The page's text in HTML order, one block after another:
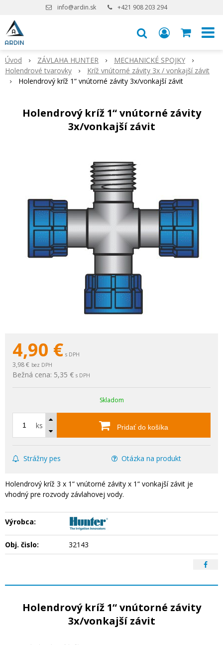
info@ardin.sk +421 908 203 294
Úvod ZÁVLAHA HUNTER
MECHANICKÉ SPOJKY
Holendrové tvarovky
Kríž vnútorné závity 3x / vonkajší závit
Holendrový kríž 1“ vnútorné závity 3x/vonkajší závit
Holendrový kríž 1“ vnútorné závity
3x/vonkajší závit
4,90 € s DPH
3,98 € bez DPH
Bežná cena: 5,35 € s DPH
Skladom
ks Pridať do košíka
Strážny pes Otázka na produkt
Holendrový kríž 3 x 1“ vnútorné závity x 1“ vonkajší závit je
vhodný pre rozvody závlahovej vody.
Výrobca:
Obj. čislo: 32143
Holendrový kríž 1“ vnútorné závity
3x/vonkajší závit